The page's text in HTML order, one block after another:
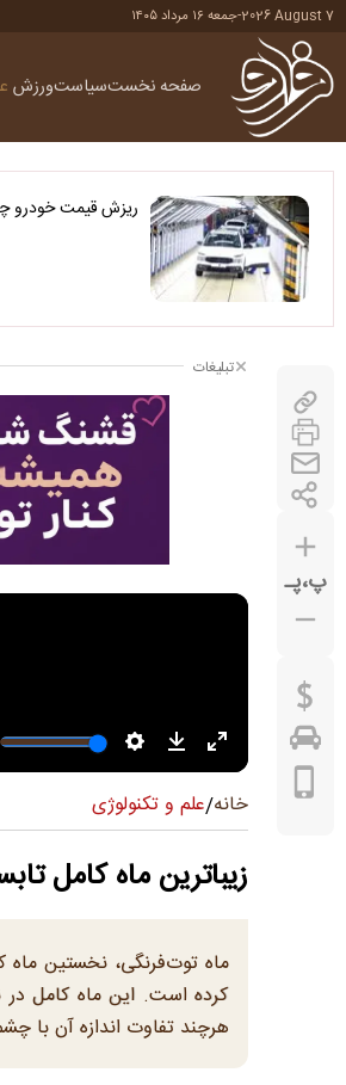
2026 August 7
-جمعه ۱۶ مرداد ۱۴۰۵
صفحه نخستسیاستورزش
ریزش قیمت خودرو
پ،پـ
تبلیغات
خانه/علم و تکنولوژی
زیباترین ماه کامل
ماه توت‌فرنگی، نخستین ماه
کرده است. این ماه کامل در
هرچند تفاوت اندازه آن با